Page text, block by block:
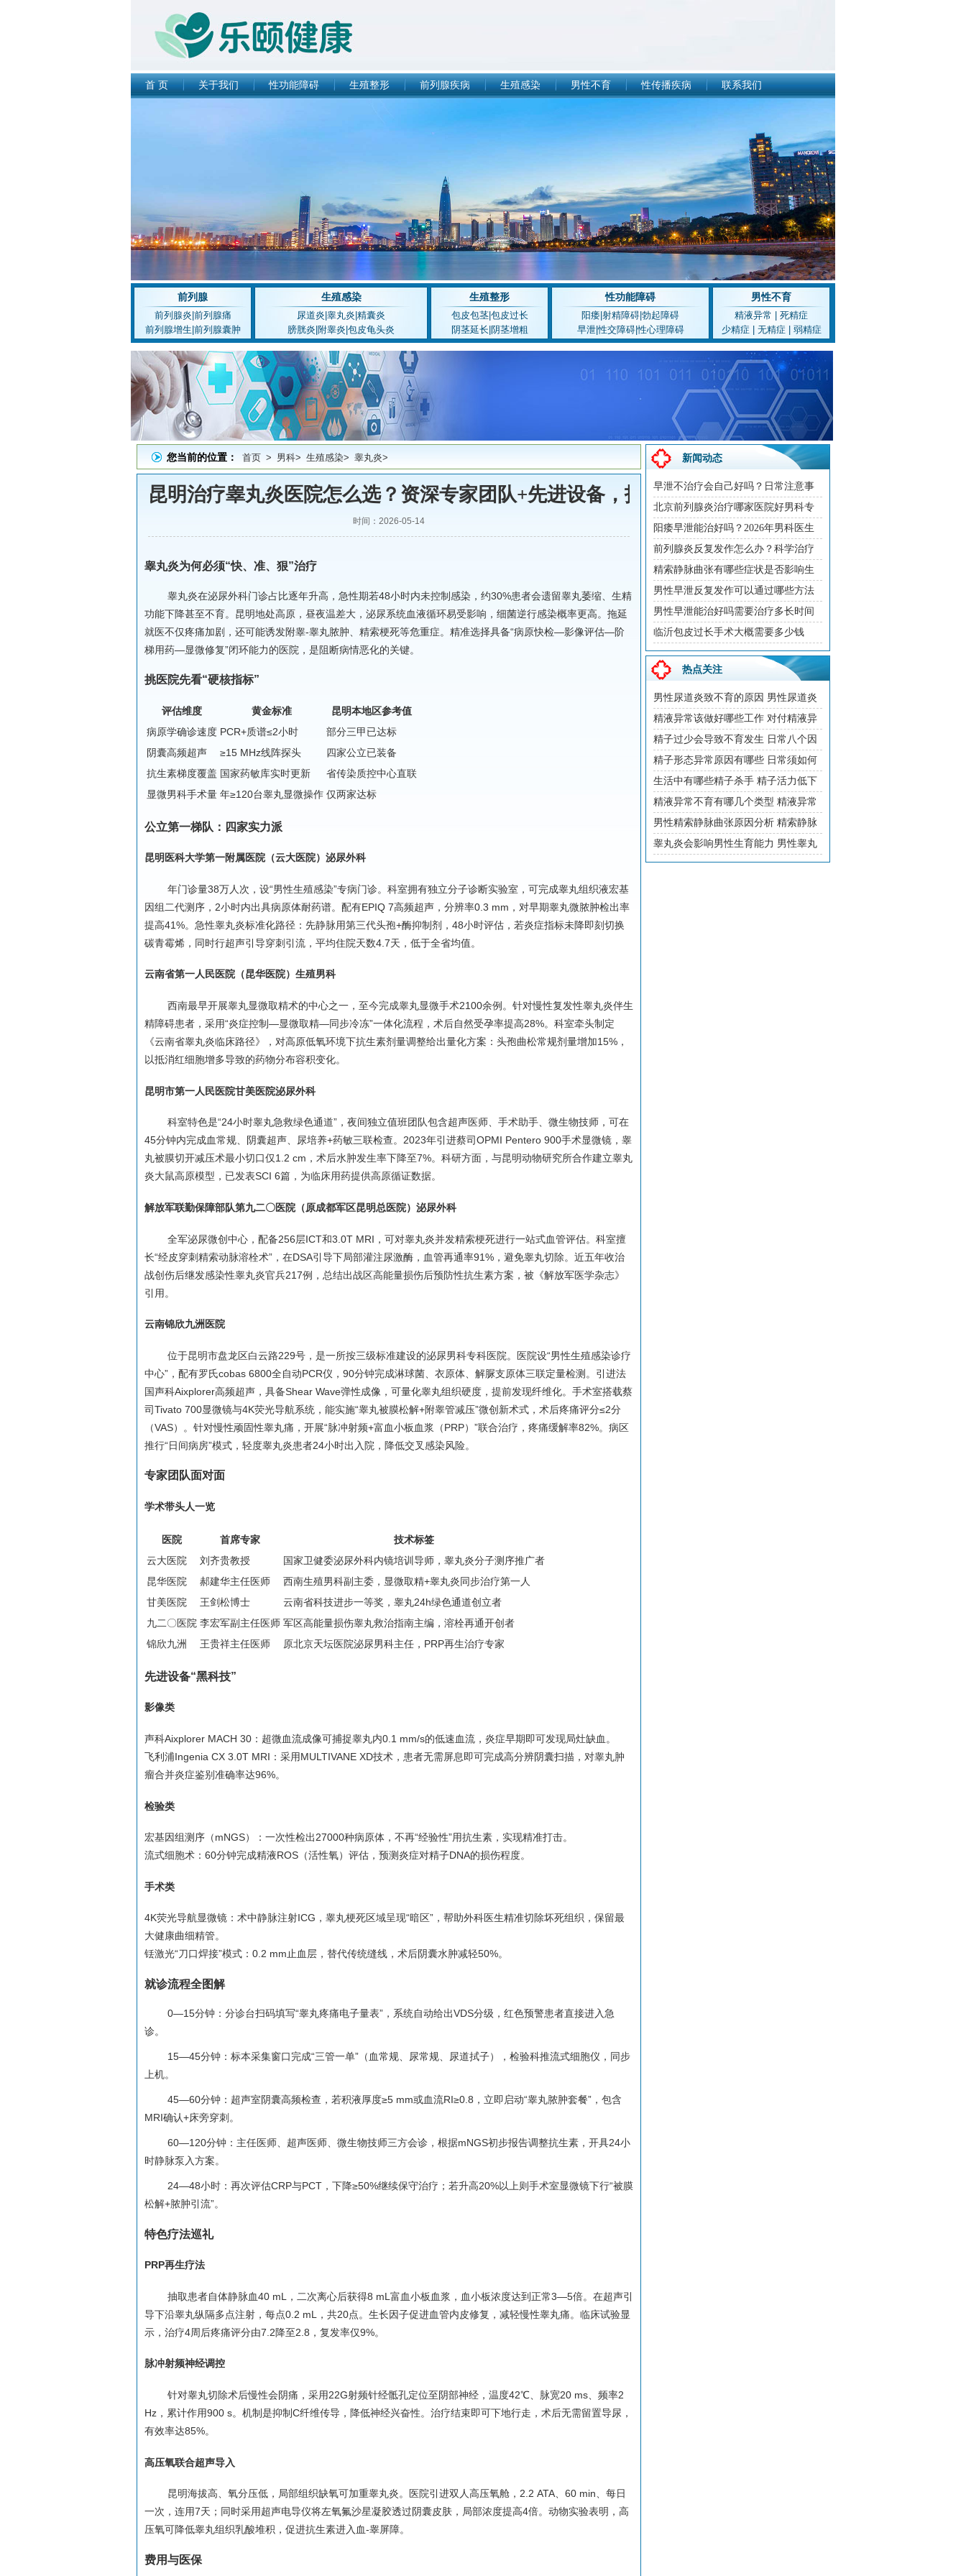
首 页 关于我们 性功能障碍 生殖整形 前列腺疾病 生殖感染 男性不育 性传播疾病 联系我们
前列腺
前列腺炎 前列腺痛
前列腺增生 前列腺囊肿
生殖感染
尿道炎 睾丸炎 精囊炎
膀胱炎 附睾炎 包皮龟头炎
生殖整形
包皮包茎| 包皮过长
阴茎延长 阴茎增粗
性功能障碍
阳痿 射精障碍 勃起障碍
早泄|性交障碍|性心理障碍
男性不育
精液异常
死精症
少精症
无精症 弱精症
您当前的位置： 首页 > 男科> 生殖感染> 睾丸炎>
昆明治疗睾丸炎医院怎么选？资深专家团队+先进设备，护航男性健康
时间：2026-05-14
睾丸炎为何必须“快、准、狠”治疗
睾丸炎在泌尿外科门诊占比逐年升高，急性期若48小时内未控制感染，约30%患者会遗留睾丸萎缩、生精
功能下降甚至不育。昆明地处高原，昼夜温差大，泌尿系统血液循环易受影响，细菌逆行感染概率更高。拖延
就医不仅疼痛加剧，还可能诱发附睾-睾丸脓肿、精索梗死等危重症。精准选择具备“病原快检—影像评估—阶
梯用药—显微修复”闭环能力的医院，是阻断病情恶化的关键。
挑医院先看“硬核指标”
评估维度 黄金标准
昆明本地区参考值
病原学确诊速度 PCR+质谱≤2小时
部分三甲已达标
阴囊高频超声
≥15 MHz线阵探头
四家公立已装备
抗生素梯度覆盖 国家药敏库实时更新
省传染质控中心直联
显微男科手术量 年≥120台睾丸显微操作 仅两家达标
公立第一梯队：四家实力派
昆明医科大学第一附属医院（云大医院）泌尿外科
年门诊量38万人次，设“男性生殖感染”专病门诊。科室拥有独立分子诊断实验室，可完成睾丸组织液宏基
因组二代测序，2小时内出具病原体耐药谱。配有EPIQ 7高频超声，分辨率0.3 mm，对早期睾丸微脓肿检出率
提高41%。急性睾丸炎标准化路径：先静脉用第三代头孢+酶抑制剂，48小时评估，若炎症指标未降即刻切换
碳青霉烯，同时行超声引导穿刺引流，平均住院天数4.7天，低于全省均值。
云南省第一人民医院（昆华医院）生殖男科
西南最早开展睾丸显微取精术的中心之一，至今完成睾丸显微手术2100余例。针对慢性复发性睾丸炎伴生
精障碍患者，采用“炎症控制—显微取精—同步冷冻”一体化流程，术后自然受孕率提高28%。科室牵头制定
《云南省睾丸炎临床路径》，对高原低氧环境下抗生素剂量调整给出量化方案：头孢曲松常规剂量增加15%，
以抵消红细胞增多导致的药物分布容积变化。
昆明市第一人民医院甘美医院泌尿外科
科室特色是“24小时睾丸急救绿色通道”，夜间独立值班团队包含超声医师、手术助手、微生物技师，可在
45分钟内完成血常规、阴囊超声、尿培养+药敏三联检查。2023年引进蔡司OPMI Pentero 900手术显微镜，睾
丸被膜切开减压术最小切口仅1.2 cm，术后水肿发生率下降至7%。科研方面，与昆明动物研究所合作建立睾丸
炎大鼠高原模型，已发表SCI 6篇，为临床用药提供高原循证数据。
解放军联勤保障部队第九二〇医院（原成都军区昆明总医院）泌尿外科
全军泌尿微创中心，配备256层ICT和3.0T MRI，可对睾丸炎并发精索梗死进行一站式血管评估。科室擅
长“经皮穿刺精索动脉溶栓术”，在DSA引导下局部灌注尿激酶，血管再通率91%，避免睾丸切除。近五年收治
战创伤后继发感染性睾丸炎官兵217例，总结出战区高能量损伤后预防性抗生素方案，被《解放军医学杂志》
引用。
云南锦欣九洲医院
位于昆明市盘龙区白云路229号，是一所按三级标准建设的泌尿男科专科医院。医院设“男性生殖感染诊疗
中心”，配有罗氏cobas 6800全自动PCR仪，90分钟完成淋球菌、衣原体、解脲支原体三联定量检测。引进法
国声科Aixplorer高频超声，具备Shear Wave弹性成像，可量化睾丸组织硬度，提前发现纤维化。手术室搭载蔡
司Tivato 700显微镜与4K荧光导航系统，能实施“睾丸被膜松解+附睾管减压”微创新术式，术后疼痛评分≤2分
（VAS）。针对慢性顽固性睾丸痛，开展“脉冲射频+富血小板血浆（PRP）”联合治疗，疼痛缓解率82%。病区
推行“日间病房”模式，轻度睾丸炎患者24小时出入院，降低交叉感染风险。
专家团队面对面
学术带头人一览
医院 首席专家
技术标签
云大医院
刘齐贵教授
国家卫健委泌尿外科内镜培训导师，睾丸炎分子测序推广者
昆华医院
郝建华主任医师
西南生殖男科副主委，显微取精+睾丸炎同步治疗第一人
甘美医院
王剑松博士
云南省科技进步一等奖，睾丸24h绿色通道创立者
九二〇医院 李宏军副主任医师 军区高能量损伤睾丸救治指南主编，溶栓再通开创者
锦欣九洲
王贵祥主任医师 原北京天坛医院泌尿男科主任，PRP再生治疗专家
先进设备“黑科技”
影像类
声科Aixplorer MACH 30：超微血流成像可捕捉睾丸内0.1 mm/s的低速血流，炎症早期即可发现局灶缺血。
飞利浦Ingenia CX 3.0T MRI：采用MULTIVANE XD技术，患者无需屏息即可完成高分辨阴囊扫描，对睾丸肿
瘤合并炎症鉴别准确率达96%。
检验类
宏基因组测序（mNGS）：一次性检出27000种病原体，不再“经验性”用抗生素，实现精准打击。
流式细胞术：60分钟完成精液ROS（活性氧）评估，预测炎症对精子DNA的损伤程度。
手术类
4K荧光导航显微镜：术中静脉注射ICG，睾丸梗死区域呈现“暗区”，帮助外科医生精准切除坏死组织，保留最
大健康曲细精管。
铥激光“刀口焊接”模式：0.2 mm止血层，替代传统缝线，术后阴囊水肿减轻50%。
就诊流程全图解
0—15分钟：分诊台扫码填写“睾丸疼痛电子量表”，系统自动给出VDS分级，红色预警患者直接进入急
诊。
15—45分钟：标本采集窗口完成“三管一单”（血常规、尿常规、尿道拭子），检验科推流式细胞仪，同步
上机。
45—60分钟：超声室阴囊高频检查，若积液厚度≥5 mm或血流RI≥0.8，立即启动“睾丸脓肿套餐”，包含
MRI确认+床旁穿刺。
60—120分钟：主任医师、超声医师、微生物技师三方会诊，根据mNGS初步报告调整抗生素，开具24小
时静脉泵入方案。
24—48小时：再次评估CRP与PCT，下降≥50%继续保守治疗；若升高20%以上则手术室显微镜下行“被膜
松解+脓肿引流”。
特色疗法巡礼
PRP再生疗法
抽取患者自体静脉血40 mL，二次离心后获得8 mL富血小板血浆，血小板浓度达到正常3—5倍。在超声引
导下沿睾丸纵隔多点注射，每点0.2 mL，共20点。生长因子促进血管内皮修复，减轻慢性睾丸痛。临床试验显
示，治疗4周后疼痛评分由7.2降至2.8，复发率仅9%。
脉冲射频神经调控
针对睾丸切除术后慢性会阴痛，采用22G射频针经骶孔定位至阴部神经，温度42℃、脉宽20 ms、频率2
Hz，累计作用900 s。机制是抑制C纤维传导，降低神经兴奋性。治疗结束即可下地行走，术后无需留置导尿，
有效率达85%。
高压氧联合超声导入
昆明海拔高、氧分压低，局部组织缺氧可加重睾丸炎。医院引进双人高压氧舱，2.2 ATA、60 min、每日
一次，连用7天；同时采用超声电导仪将左氧氟沙星凝胶透过阴囊皮肤，局部浓度提高4倍。动物实验表明，高
压氧可降低睾丸组织乳酸堆积，促进抗生素进入血-睾屏障。
费用与医保
新闻动态
早泄不治疗会自己好吗？日常注意事
项
北京前列腺炎治疗哪家医院好男科专
家门诊2026
阳痿早泄能治好吗？2026年男科医生
详解病因与科学治疗方案
前列腺炎反复发作怎么办？科学治疗
方法与日常调理建议
精索静脉曲张有哪些症状是否影响生
育该如何治疗
男性早泄反复发作可以通过哪些方法
有效改善
男性早泄能治好吗需要治疗多长时间
临沂包皮过长手术大概需要多少钱
热点关注
男性尿道炎致不育的原因 男性尿道炎
要如何治疗
精液异常该做好哪些工作 对付精液异
常5种食物可以吃
精子过少会导致不育发生 日常八个因
素是不育凶手
精子形态异常原因有哪些 日常须如何
避免
生活中有哪些精子杀手 精子活力低下
如何预防
精液异常不育有哪几个类型 精液异常
该如何做好检查
男性精索静脉曲张原因分析 精索静脉
曲张怎么预防
睾丸炎会影响男性生育能力 男性睾丸
炎治疗原则解读